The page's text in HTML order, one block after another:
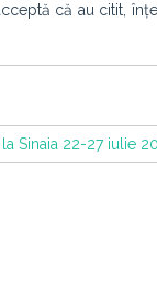
că au citit,
Sinaia 22-27 iulie